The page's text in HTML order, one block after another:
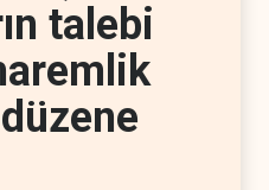
talebi